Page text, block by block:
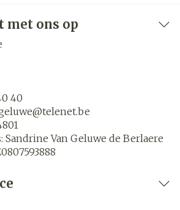
met ons op
40
telenet.be
Sandrine Van Geluwe de Berlaere